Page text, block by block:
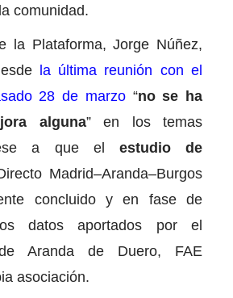
comunidad.
la Plataforma, Jorge Núñez,
la última reunión con el
28 de marzo“no se ha
alguna” en los temas
a que el estudio de
Madrid–Aranda–Burgos
concluido y en fase de
datos aportados por el
Aranda de Duero, FAE
asociación.